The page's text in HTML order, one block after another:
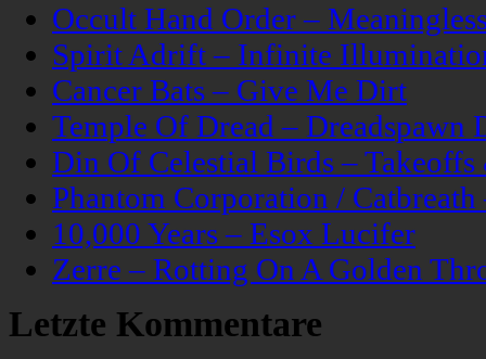
Occult Hand Order –
Spirit Adrift – Infinite
Cancer Bats – Give Me Dirt
Temple Of Dread – Dreadspawn
Din Of Celestial Birds –
Phantom Corporation /
10,000 Years – Esox Lucifer
Zerre – Rotting On A Golden
Letzte Kommentare